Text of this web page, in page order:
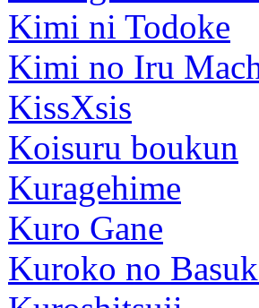
Kimi ni Todoke
Kimi no Iru
KissXsis
Koisuru boukun
Kuragehime
Kuro Gane
Kuroko no